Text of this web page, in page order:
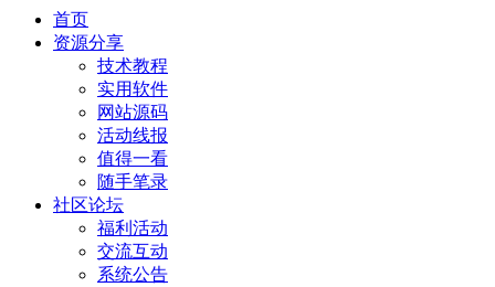
首页
资源分享
技术教程
实用软件
网站源码
活动线报
值得一看
随手笔录
社区论坛
福利活动
交流互动
系统公告